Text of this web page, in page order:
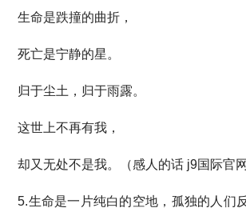
生命是跌撞的曲折，
死亡是宁静的星。
归于尘土，归于雨露。
这世上不再有我，
却又无处不是我。（感人的话 j9国际官
5.生命是一片纯白的空地，孤独的人们